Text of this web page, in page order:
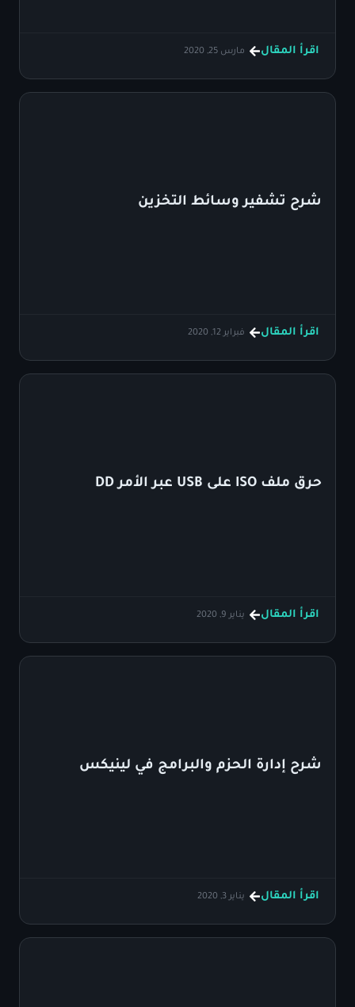
اقرأ المقال مارس 25, 2020
شرح تشفير وسائط التخزين
اقرأ المقال فبراير 12, 2020
حرق ملف ISO على USB عبر الأمر DD
اقرأ المقال يناير 9, 2020
شرح إدارة الحزم والبرامج في لينيكس
اقرأ المقال يناير 3, 2020